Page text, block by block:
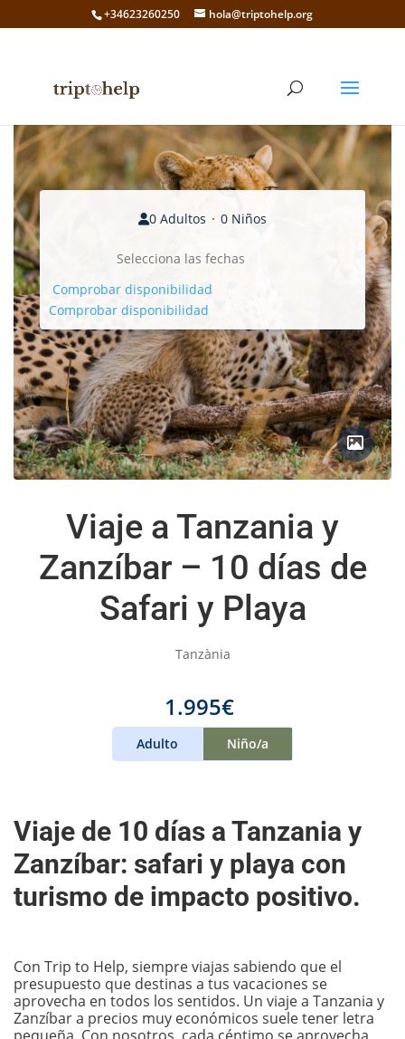
+34623260250 hola@triptohelp.org
0 Adultos 0 Niños
Comprobar disponibilidad
Comprobar disponibilidad
Viaje a Tanzania y
Zanzíbar – 10 días de
Safari y Playa
Tanzània
1.995€
Adulto Niño/a
Viaje de 10 días a Tanzania y
Zanzíbar: safari y playa con
turismo de impacto positivo.
Con Trip to Help, siempre viajas sabiendo que el
presupuesto que destinas a tus vacaciones se
aprovecha en todos los sentidos. Un viaje a Tanzania y
Zanzíbar a precios muy económicos suele tener letra